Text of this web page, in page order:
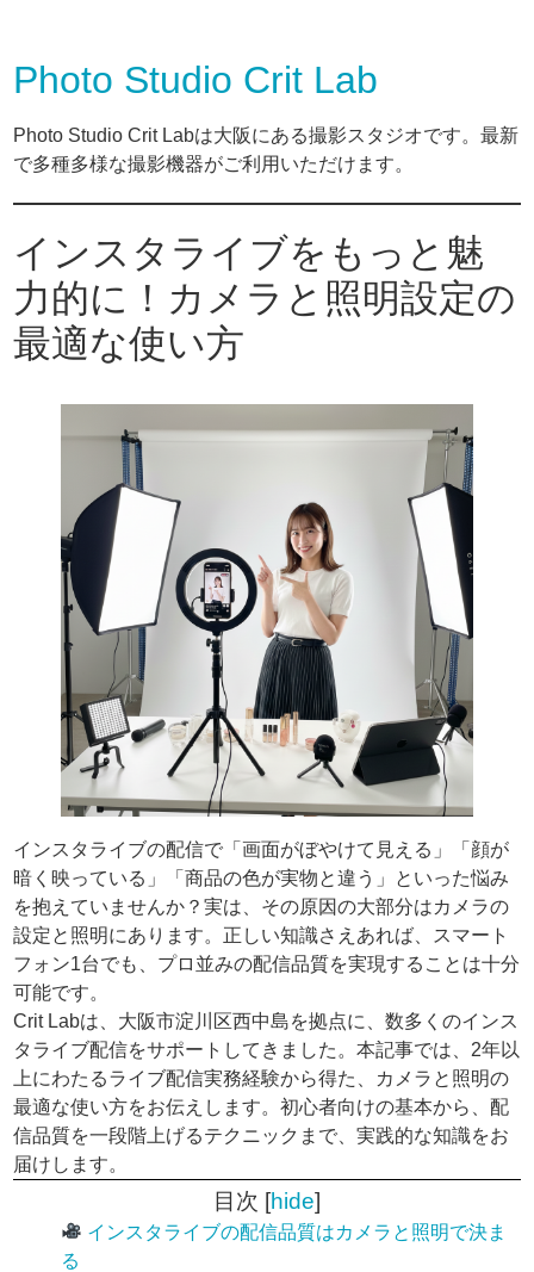
Photo Studio Crit Lab
Photo Studio Crit Labは大阪にある撮影スタジオです。最新
で多種多様な撮影機器がご利用いただけます。
インスタライブをもっと魅
力的に！カメラと照明設定の
最適な使い方
インスタライブの配信で「画面がぼやけて見える」「顔が
暗く映っている」「商品の色が実物と違う」といった悩み
を抱えていませんか？実は、その原因の大部分はカメラの
設定と照明にあります。正しい知識さえあれば、スマート
フォン1台でも、プロ並みの配信品質を実現することは十分
可能です。
Crit Labは、大阪市淀川区西中島を拠点に、数多くのインス
タライブ配信をサポートしてきました。本記事では、2年以
上にわたるライブ配信実務経験から得た、カメラと照明の
最適な使い方をお伝えします。初心者向けの基本から、配
信品質を一段階上げるテクニックまで、実践的な知識をお
届けします。
目次 [hide]
インスタライブの配信品質はカメラと照明で決ま
る